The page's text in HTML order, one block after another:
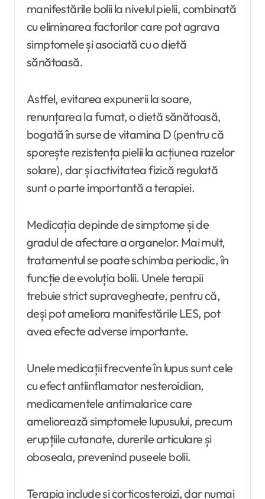
manifestările bolii la nivelul pielii, combinată
cu eliminarea factorilor care pot agrava
simptomele și asociată cu o dietă
sănătoasă.
Astfel, evitarea expunerii la soare,
renunțarea la fumat, o dietă sănătoasă,
bogată în surse de vitamina D (pentru că
sporește rezistența pielii la acțiunea razelor
solare), dar și activitatea fizică regulată
sunt o parte importantă a terapiei.
Medicația depinde de simptome și de
gradul de afectare a organelor. Mai mult,
tratamentul se poate schimba periodic, în
funcție de evoluția bolii. Unele terapii
trebuie strict supravegheate, pentru că,
deși pot ameliora manifestările LES, pot
avea efecte adverse importante.
Unele medicații frecvente în lupus sunt cele
cu efect antiinflamator nesteroidian,
medicamentele antimalarice care
ameliorează simptomele lupusului, precum
erupțiile cutanate, durerile articulare și
oboseala, prevenind puseele bolii.
Terapia include și corticosteroizi, dar numai